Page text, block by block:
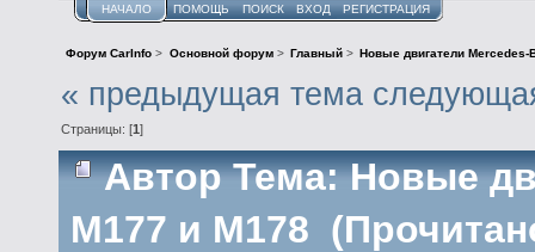
НАЧАЛО ПОМОЩЬ ПОИСК ВХОД РЕГИСТРАЦИЯ
Форум CarInfo > Основной форум> Главный> Новые двигатели Mercedes-
« предыдущая тема
Страницы: [1]
АвторТема: Новые
M177 и M178